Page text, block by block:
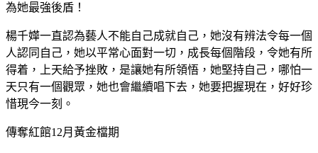
為她最強後盾！
楊千嬅一直認為藝人不能自己成就自己，她沒有辨法令每一個
人認同自己，她以平常心面對一切，成長每個階段，令她有所
得着，上天給予挫敗，是讓她有所領悟，她堅持自己，哪怕一
天只有一個觀眾，她也會繼續唱下去，她要把握現在，好好珍
惜現今一刻。
傳奪紅館12月黃金檔期